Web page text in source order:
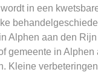
in een
Alphen aan den
gemeente in
Kleine